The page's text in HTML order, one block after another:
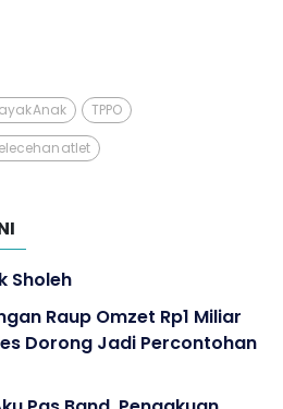
Anak TPPO
atlet
Sholeh
Raup Omzet Rp1 Miliar
Dorong Jadi Percontohan